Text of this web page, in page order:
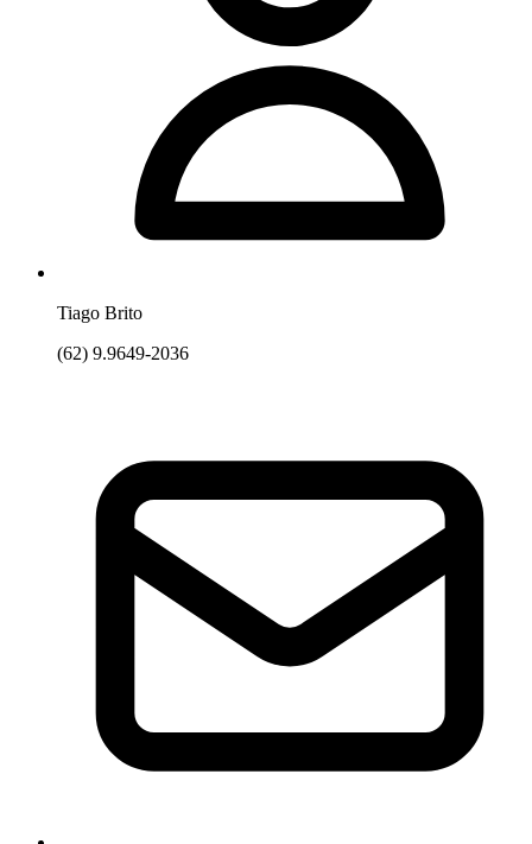
Tiago Brito
(62) 9.9649-2036